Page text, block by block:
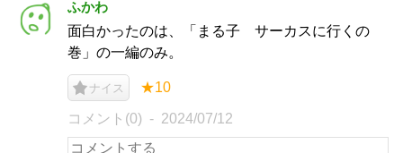
ふかわ
面白かったのは、「まる子 サーカスに行くの
巻」の一編のみ。
ナイス ★10
コメント(0) 2024/07/12